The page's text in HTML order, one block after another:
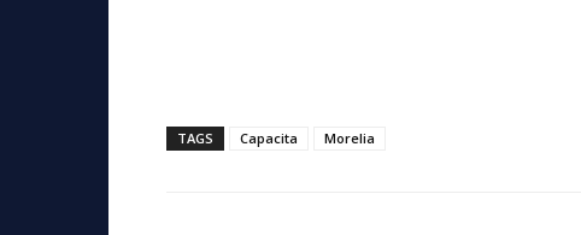
TAGS Capacita Morelia